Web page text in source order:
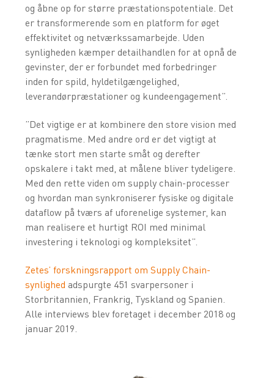
og åbne op for større præstationspotentiale. Det
er transformerende som en platform for øget
effektivitet og netværkssamarbejde. Uden
synligheden kæmper detailhandlen for at opnå de
gevinster, der er forbundet med forbedringer
inden for spild, hyldetilgængelighed,
leverandørpræstationer og kundeengagement”.
”Det vigtige er at kombinere den store vision med
pragmatisme. Med andre ord er det vigtigt at
tænke stort men starte småt og derefter
opskalere i takt med, at målene bliver tydeligere.
Med den rette viden om supply chain-processer
og hvordan man synkroniserer fysiske og digitale
dataflow på tværs af uforenelige systemer, kan
man realisere et hurtigt ROI med minimal
investering i teknologi og kompleksitet”.
Zetes’ forskningsrapport om Supply Chain-
synlighed adspurgte 451 svarpersoner i
Storbritannien, Frankrig, Tyskland og Spanien.
Alle interviews blev foretaget i december 2018 og
januar 2019.